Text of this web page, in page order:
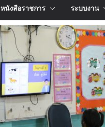
หนังสือราชการ ระบบงาน